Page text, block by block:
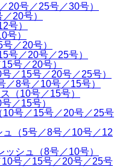
号／25号／30号）
20号）
号）
）
／20号）
／20号／25号）
号／20号）
／15号／20号／25号）
8号／10号／15号）
（10号／15号）
／15号）
号／15号／20号／25号
（5号／8号／10号／12
シュ（8号／10号）
号／15号／20号／25号